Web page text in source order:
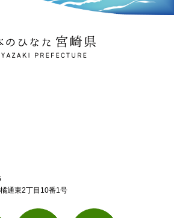
ひなた 宮崎県
PREFECTURE
通東2丁目10番1号